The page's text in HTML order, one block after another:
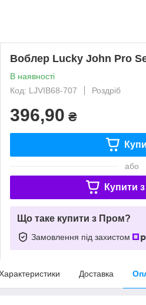
Воблер Lucky John Pro
В наявності
Код: LJVIB68-707
Роздріб
396,90 ₴
або
Купити з
Що таке купити з Пром?
Замовлення під захистом
Доставка